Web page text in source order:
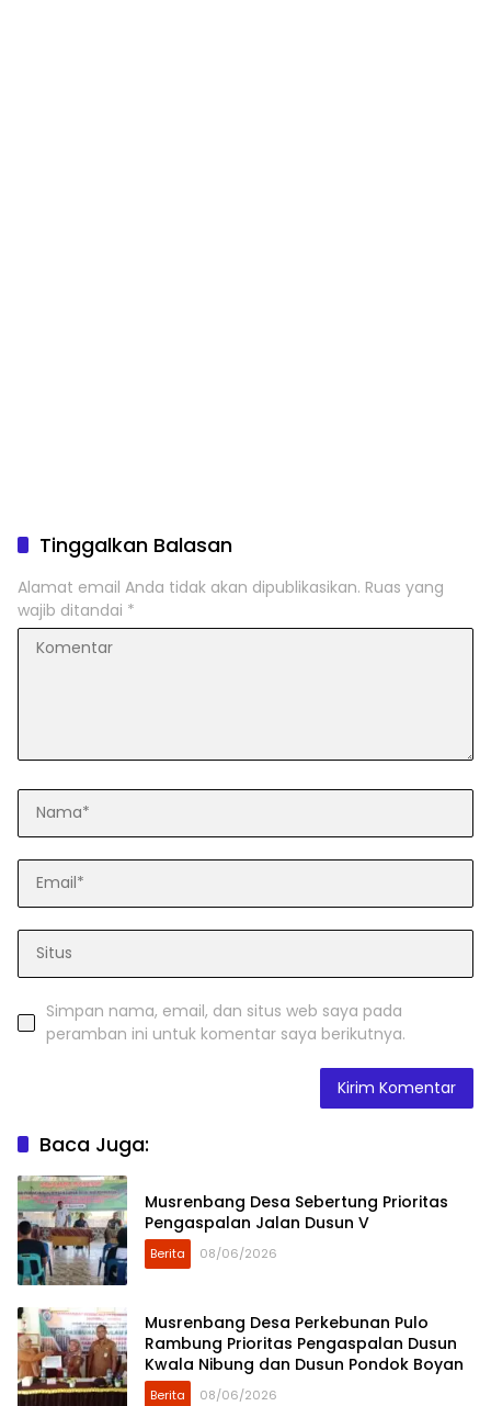
Tinggalkan Balasan
Alamat email Anda tidak akan dipublikasikan. Ruas yang
wajib ditandai *
Simpan nama, email, dan situs web saya pada
peramban ini untuk komentar saya berikutnya.
Baca Juga:
Musrenbang Desa Sebertung Prioritas
Pengaspalan Jalan Dusun V
Berita 08/06/2026
Musrenbang Desa Perkebunan Pulo
Rambung Prioritas Pengaspalan Dusun
Kwala Nibung dan Dusun Pondok Boyan
Berita 08/06/2026